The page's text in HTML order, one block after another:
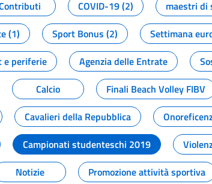
COVID-19 (2) maestri di
(1) Sport Bonus (2) Settimana
e periferie Agenzia delle Entrate
Calcio Finali Beach Volley FIBV
Cavalieri della Repubblica
Campionati studenteschi 2019
Notizie Promozione attività sportiva